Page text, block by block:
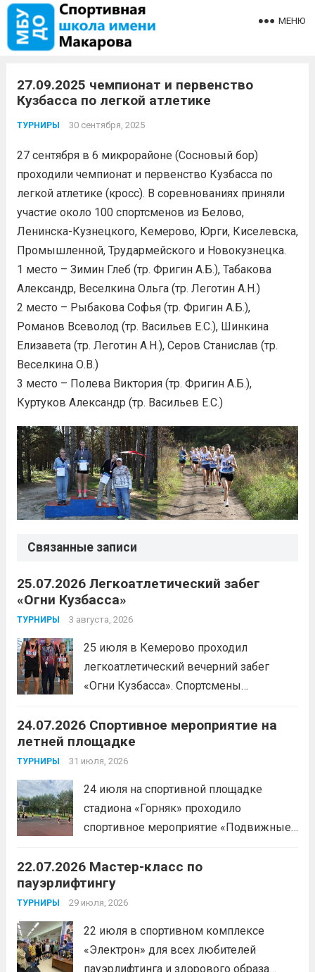
МЕНЮ
27.09.2025 чемпионат и первенство
Кузбасса по легкой атлетике
ТУРНИРЫ 30 сентября, 2025
27 сентября в 6 микрорайоне (Сосновый бор)
проходили чемпионат и первенство Кузбасса по
легкой атлетике (кросс). В соревнованиях приняли
участие около 100 спортсменов из Белово,
Ленинска-Кузнецкого, Кемерово, Юрги, Киселевска,
Промышленной, Трудармейского и Новокузнецка.
1 место – Зимин Глеб (тр. Фригин А.Б.), Табакова
Александр, Веселкина Ольга (тр. Леготин А.Н.)
2 место – Рыбакова Софья (тр. Фригин А.Б.),
Романов Всеволод (тр. Васильев Е.С.), Шинкина
Елизавета (тр. Леготин А.Н.), Серов Станислав (тр.
Веселкина О.В.)
3 место – Полева Виктория (тр. Фригин А.Б.),
Куртуков Александр (тр. Васильев Е.С.)
Связанные записи
25.07.2026 Легкоатлетический забег
«Огни Кузбасса»
ТУРНИРЫ 3 августа, 2026
25 июля в Кемерово проходил
легкоатлетический вечерний забег
«Огни Кузбасса». Спортсмены
приняли участие в забеге и заняли
следующие призовые места:1 место —
Шабалин Максим, Щербунова Милана,
24.07.2026 Спортивное мероприятие на
летней площадке
ТУРНИРЫ 31 июля, 2026
24 июля на спортивной площадке
стадиона «Горняк» проходило
спортивное мероприятие «Подвижные
«хоккей».Читать дальше
22.07.2026 Мастер-класс по
пауэрлифтингу
ТУРНИРЫ 29 июля, 2026
22 июля в спортивном комплексе
«Электрон» для всех любителей
пауэрлифтинга и здорового образа